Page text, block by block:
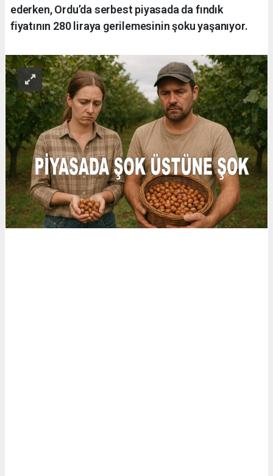
ederken, Ordu’da serbest piyasada da fındık
fiyatının 280 liraya gerilemesinin şoku yaşanıyor.